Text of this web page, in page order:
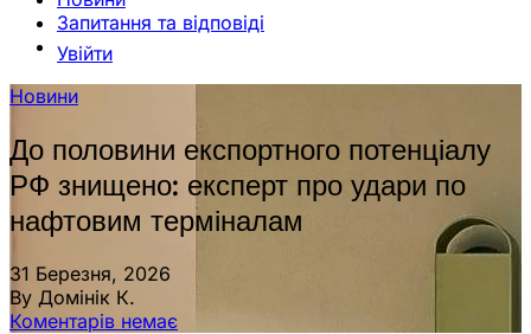
Запитання та відповіді
Увійти
Новини
До половини експортного потенціалу
РФ знищено: експерт про удари по
нафтовим терміналам
31 Березня, 2026
By Домінік К.
Коментарів немає